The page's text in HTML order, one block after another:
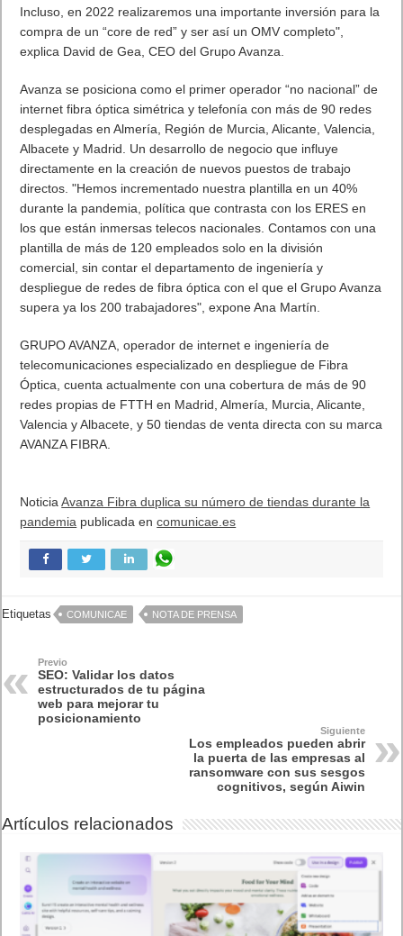
Incluso, en 2022 realizaremos una importante inversión para la
compra de un “core de red” y ser así un OMV completo",
explica David de Gea, CEO del Grupo Avanza.
Avanza se posiciona como el primer operador “no nacional” de
internet fibra óptica simétrica y telefonía con más de 90 redes
desplegadas en Almería, Región de Murcia, Alicante, Valencia,
Albacete y Madrid. Un desarrollo de negocio que influye
directamente en la creación de nuevos puestos de trabajo
directos. "Hemos incrementado nuestra plantilla en un 40%
durante la pandemia, política que contrasta con los ERES en
los que están inmersas telecos nacionales. Contamos con una
plantilla de más de 120 empleados solo en la división
comercial, sin contar el departamento de ingeniería y
despliegue de redes de fibra óptica con el que el Grupo Avanza
supera ya los 200 trabajadores", expone Ana Martín.
GRUPO AVANZA, operador de internet e ingeniería de
telecomunicaciones especializado en despliegue de Fibra
Óptica, cuenta actualmente con una cobertura de más de 90
redes propias de FTTH en Madrid, Almería, Murcia, Alicante,
Valencia y Albacete, y 50 tiendas de venta directa con su marca
AVANZA FIBRA.
NoticiaAvanza Fibra duplica su número de tiendas durante la
pandemia publicada encomunicae.es
Etiquetas COMUNICAE NOTA DE PRENSA
Previo
SEO: Validar los datos
estructurados de tu página
web para mejorar tu
posicionamiento
Siguiente
Los empleados pueden abrir
la puerta de las empresas al
ransomware con sus sesgos
cognitivos, según Aiwin
Artículos relacionados